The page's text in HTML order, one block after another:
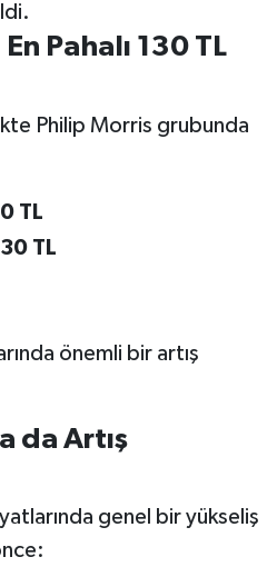
Pahalı 130 TL
Philip Morris grubunda
TL
TL
önemli bir artış
da Artış
genel bir yükseliş